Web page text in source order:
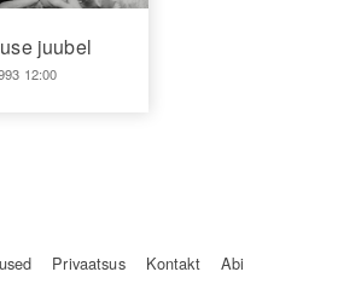
juubel
12:00
Privaatsus Kontakt Abi